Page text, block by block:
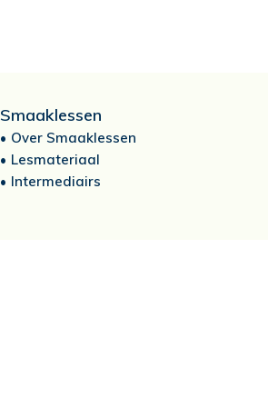
Smaaklessen
Over Smaaklessen
Lesmateriaal
Intermediairs